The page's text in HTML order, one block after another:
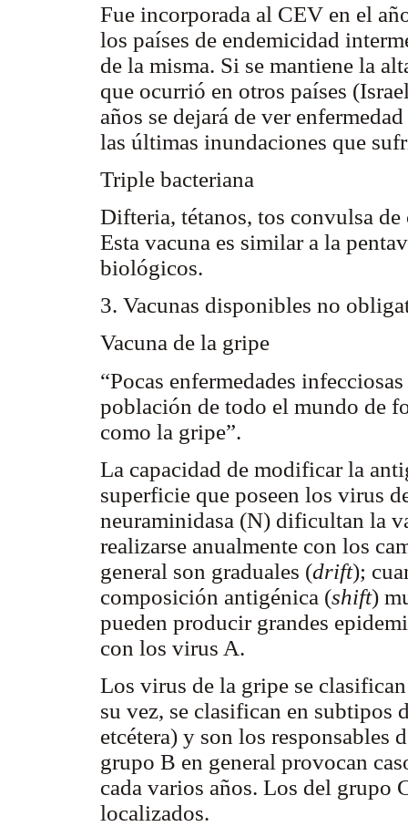
Fue incorporada al CEV en el
los países de endemicidad
de la misma. Si se mantiene la
que ocurrió en otros países
años se dejará de ver
las últimas inundaciones que
Triple bacteriana
Difteria, tétanos, tos convulsa de
Esta vacuna es similar a la
biológicos.
3. Vacunas disponibles no
Vacuna de la gripe
“Pocas enfermedades
población de todo el mundo de
como la gripe”.
La capacidad de modificar la
superficie que poseen los virus
neuraminidasa (N) dificultan la
realizarse anualmente con los
general son graduales (drift);
composición antigénica (shift)
pueden producir grandes
con los virus A.
Los virus de la gripe se
su vez, se clasifican en
etcétera) y son los responsables
grupo B en general provocan
cada varios años. Los del grupo
localizados.